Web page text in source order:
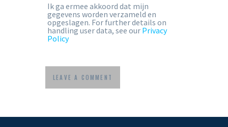
Ik ga ermee akkoord dat mijn
gegevens worden verzameld en
opgeslagen. For further details on
handling user data, see our Privacy
Policy